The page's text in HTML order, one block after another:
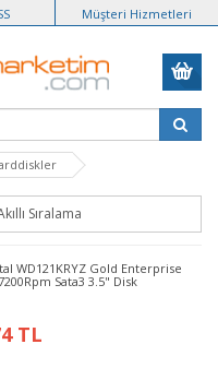
Müşteri Hizmetleri
WD121KRYZ Gold Enterprise
Sata3 3.5" Disk
TL